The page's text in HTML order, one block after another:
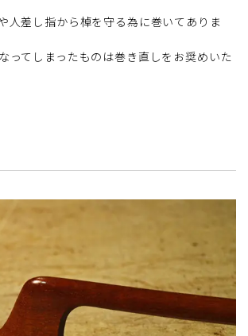
人差し指から棹を守る為に巻いてありま
ってしまったものは巻き直しをお奨めいた